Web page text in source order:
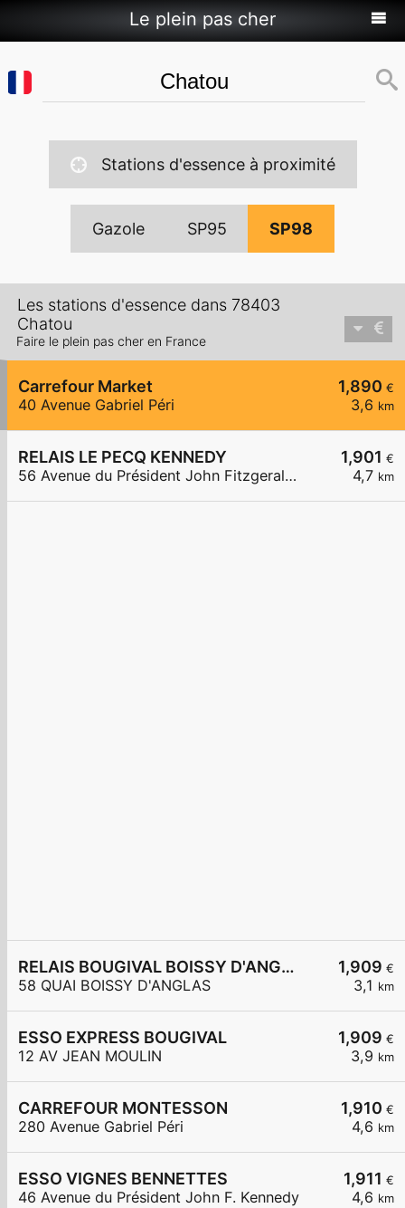
Le plein pas cher
Stations d'essence à proximité
Gazole SP95 SP98
Les stations d'essence dans 78403
Chatou
Faire le plein pas cher en France
1,890 €
3,6 km
Carrefour Market
40 Avenue Gabriel Péri
1,901 €
4,7 km
RELAIS LE PECQ KENNEDY
56 Avenue du Président John Fitzgerald Kennedy
1,909 €
3,1 km
RELAIS BOUGIVAL BOISSY D'ANGLAS
58 QUAI BOISSY D'ANGLAS
1,909 €
3,9 km
ESSO EXPRESS BOUGIVAL
12 AV JEAN MOULIN
1,910 €
4,6 km
CARREFOUR MONTESSON
280 Avenue Gabriel Péri
1,911 €
4,6 km
ESSO VIGNES BENNETTES
46 Avenue du Président John F. Kennedy